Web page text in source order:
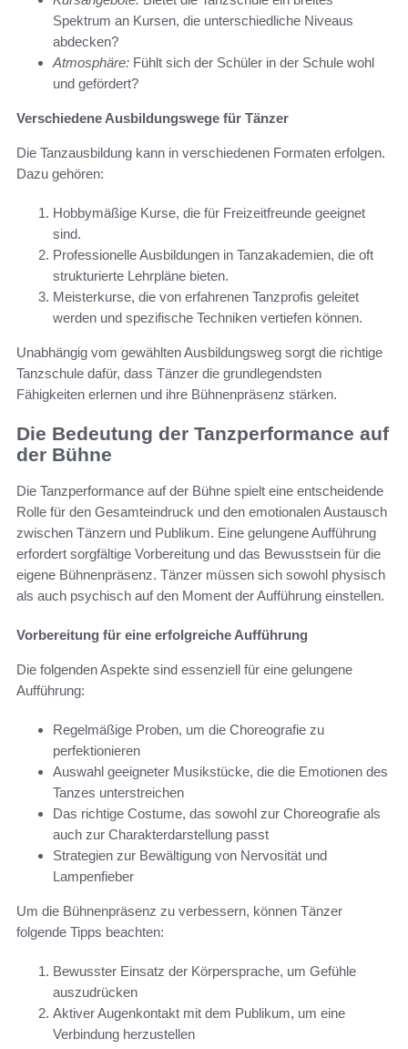
Spektrum an Kursen, die unterschiedliche Niveaus
abdecken?
Atmosphäre: Fühlt sich der Schüler in der Schule wohl
und gefördert?
Verschiedene Ausbildungswege für Tänzer
Die Tanzausbildung kann in verschiedenen Formaten erfolgen.
Dazu gehören:
Hobbymäßige Kurse, die für Freizeitfreunde geeignet
sind.
Professionelle Ausbildungen in Tanzakademien, die oft
strukturierte Lehrpläne bieten.
Meisterkurse, die von erfahrenen Tanzprofis geleitet
werden und spezifische Techniken vertiefen können.
Unabhängig vom gewählten Ausbildungsweg sorgt die richtige
Tanzschule dafür, dass Tänzer die grundlegendsten
Fähigkeiten erlernen und ihre Bühnenpräsenz stärken.
Die Bedeutung der Tanzperformance auf
der Bühne
Die Tanzperformance auf der Bühne spielt eine entscheidende
Rolle für den Gesamteindruck und den emotionalen Austausch
zwischen Tänzern und Publikum. Eine gelungene Aufführung
erfordert sorgfältige Vorbereitung und das Bewusstsein für die
eigene Bühnenpräsenz. Tänzer müssen sich sowohl physisch
als auch psychisch auf den Moment der Aufführung einstellen.
Vorbereitung für eine erfolgreiche Aufführung
Die folgenden Aspekte sind essenziell für eine gelungene
Aufführung:
Regelmäßige Proben, um die Choreografie zu
perfektionieren
Auswahl geeigneter Musikstücke, die die Emotionen des
Tanzes unterstreichen
Das richtige Costume, das sowohl zur Choreografie als
auch zur Charakterdarstellung passt
Strategien zur Bewältigung von Nervosität und
Lampenfieber
Um die Bühnenpräsenz zu verbessern, können Tänzer
folgende Tipps beachten:
Bewusster Einsatz der Körpersprache, um Gefühle
auszudrücken
Aktiver Augenkontakt mit dem Publikum, um eine
Verbindung herzustellen